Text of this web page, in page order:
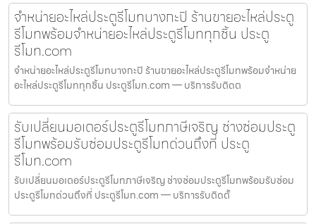
จำหน่ายอะไหล่ประตูรีโมทบางกะปิ ร้านขายอะไหล่ประตู
รีโมทพร้อมจำหน่ายอะไหล่ประตูรีโมททุกชิ้น ประตู
รีโมท.com
จำหน่ายอะไหล่ประตูรีโมทบางกะปิ ร้านขายอะไหล่ประตูรีโมทพร้อมจำหน่าย
อะไหล่ประตูรีโมททุกชิ้น ประตูรีโมท.com — บริการรับติดต
รับเปลี่ยนมอเตอร์ประตูรีโมทภาษีเจริญ ช่างซ่อมประตู
รีโมทพร้อมรับซ่อมประตูรีโมทด่วนถึงที่ ประตู
รีโมท.com
รับเปลี่ยนมอเตอร์ประตูรีโมทภาษีเจริญ ช่างซ่อมประตูรีโมทพร้อมรับซ่อม
ประตูรีโมทด่วนถึงที่ ประตูรีโมท.com — บริการรับติดตั้